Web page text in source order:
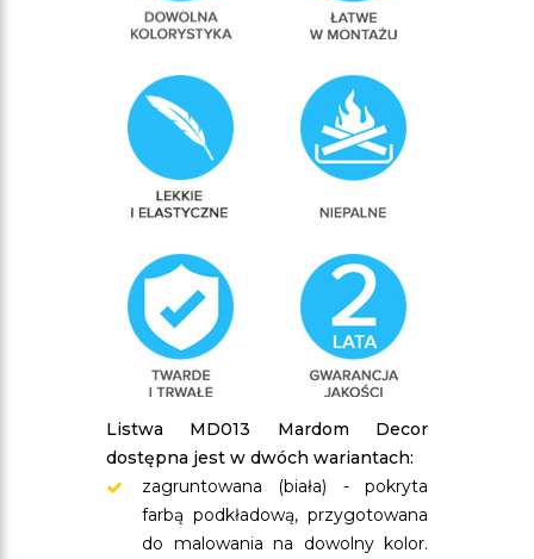
Listwa MD013 Mardom Decor
dostępna jest w dwóch wariantach:
zagruntowana (biała) - pokryta
farbą podkładową, przygotowana
do malowania na dowolny kolor.